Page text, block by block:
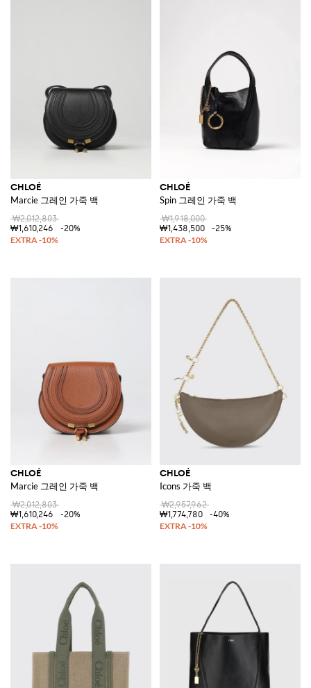
CHLOÉ
Marcie 그레인 가죽 백
₩2,012,803
₩1,610,246
-20%
CHLOÉ
Spin 그레인 가죽 백
₩1,918,000
₩1,438,500
-25%
CHLOÉ
Marcie 그레인 가죽 백
₩2,012,803
₩1,610,246
-20%
CHLOÉ
Icons 가죽 백
₩2,957,962
₩1,774,780
-40%